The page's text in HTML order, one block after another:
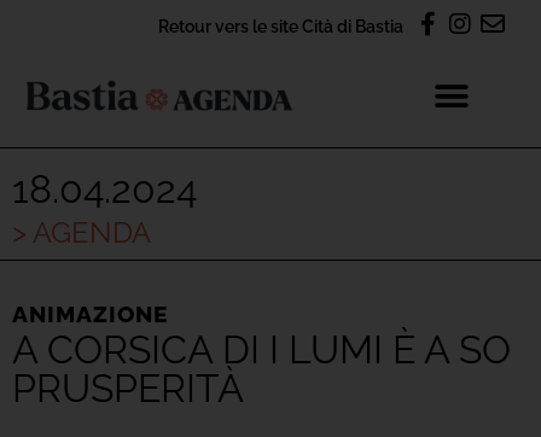
Retour vers le site Cità di Bastia
18.04.2024
> AGENDA
ANIMAZIONE
A CORSICA DI I LUMI È A SO
PRUSPERITÀ